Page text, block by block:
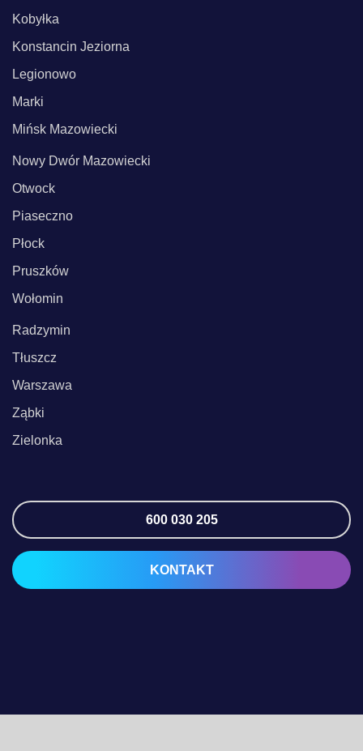
Kobyłka
Konstancin Jeziorna
Legionowo
Marki
Mińsk Mazowiecki
Nowy Dwór Mazowiecki
Otwock
Piaseczno
Płock
Pruszków
Wołomin
Radzymin
Tłuszcz
Warszawa
Ząbki
Zielonka
600 030 205
KONTAKT